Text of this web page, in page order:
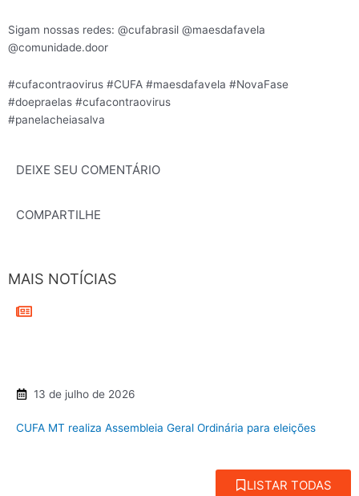
Sigam nossas redes: @cufabrasil @maesdafavela
@comunidade.door
#cufacontraovirus #CUFA #maesdafavela #NovaFase
#doepraelas #cufacontraovirus
#panelacheiasalva
DEIXE SEU COMENTÁRIO
COMPARTILHE
MAIS NOTÍCIAS
13 de julho de 2026
CUFA MT realiza Assembleia Geral Ordinária para eleições
LISTAR TODAS